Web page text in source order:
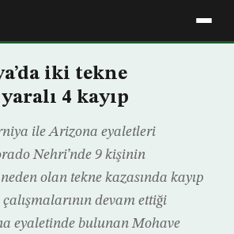
iki tekne
4 kayıp
ile Arizona eyaletleri
Nehri’nde 9 kişinin
olan tekne kazasında kayıp
devam ettiği
eyaletinde bulunan Mohave